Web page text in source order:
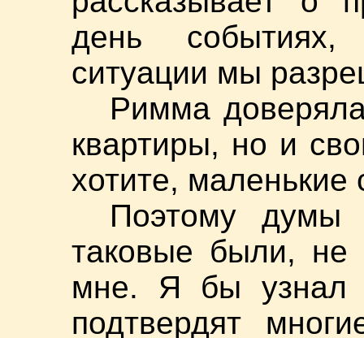
день
ситуации мы
Римма
квартиры, но и
хотите, маленькие
Поэтому
таковые были, не
мне. Я бы узнал
подтвердят